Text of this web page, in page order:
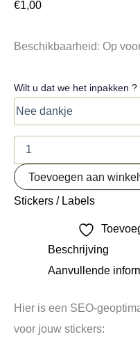
€1,00
Beschikbaarheid: Op
Wilt u dat we het inpakken ?
Toevoegen aan
Stickers / Labels
Beschrijving
Aanvullende
Hier is een SEO-
voor jouw stickers: